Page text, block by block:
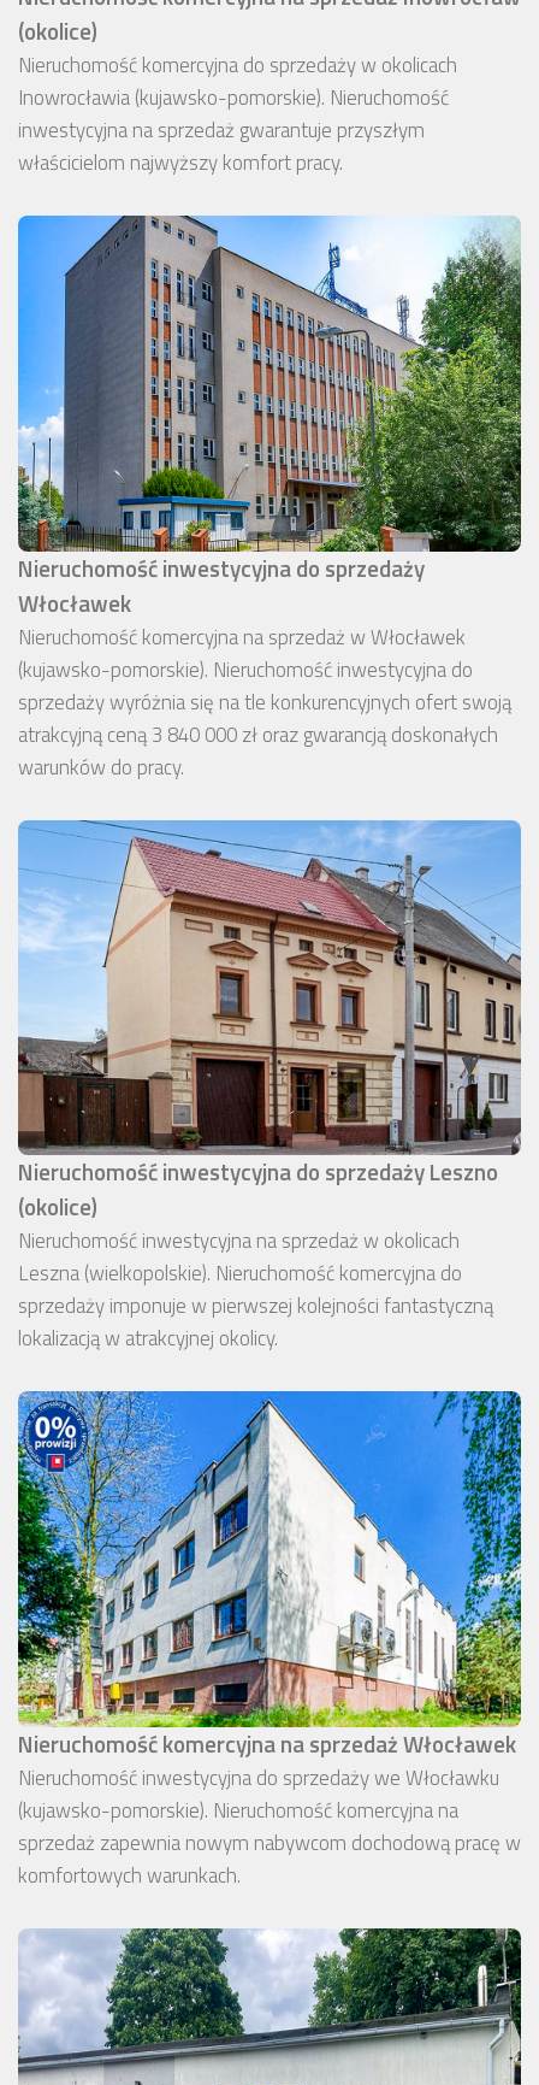
(okolice)
Nieruchomość komercyjna do sprzedaży w okolicach
Inowrocławia (kujawsko-pomorskie). Nieruchomość
inwestycyjna na sprzedaż gwarantuje przyszłym
właścicielom najwyższy komfort pracy.
Nieruchomość inwestycyjna do sprzedaży
Włocławek
Nieruchomość komercyjna na sprzedaż w Włocławek
(kujawsko-pomorskie). Nieruchomość inwestycyjna do
sprzedaży wyróżnia się na tle konkurencyjnych ofert swoją
atrakcyjną ceną 3 840 000 zł oraz gwarancją doskonałych
warunków do pracy.
Nieruchomość inwestycyjna do sprzedaży Leszno
(okolice)
Nieruchomość inwestycyjna na sprzedaż w okolicach
Leszna (wielkopolskie). Nieruchomość komercyjna do
sprzedaży imponuje w pierwszej kolejności fantastyczną
lokalizacją w atrakcyjnej okolicy.
Nieruchomość komercyjna na sprzedaż Włocławek
Nieruchomość inwestycyjna do sprzedaży we Włocławku
(kujawsko-pomorskie). Nieruchomość komercyjna na
sprzedaż zapewnia nowym nabywcom dochodową pracę w
komfortowych warunkach.